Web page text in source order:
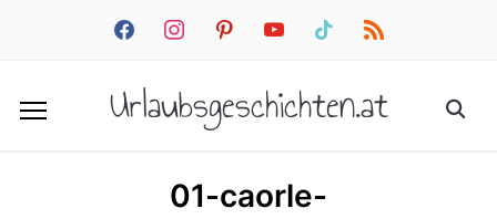
facebookinstagrampinterestyoutube tiktok rss
Urlaubsgeschichten.at
01-caorle-